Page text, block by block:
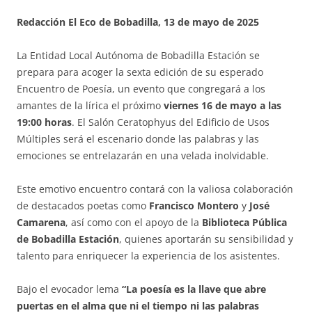
Redacción El Eco de Bobadilla, 13 de mayo de 2025
La Entidad Local Autónoma de Bobadilla Estación se
prepara para acoger la sexta edición de su esperado
Encuentro de Poesía, un evento que congregará a los
amantes de la lírica el próximo viernes 16 de mayo a las
19:00 horas. El Salón Ceratophyus del Edificio de Usos
Múltiples será el escenario donde las palabras y las
emociones se entrelazarán en una velada inolvidable.
Este emotivo encuentro contará con la valiosa colaboración
de destacados poetas como Francisco Montero y José
Camarena, así como con el apoyo de la Biblioteca Pública
de Bobadilla Estación, quienes aportarán su sensibilidad y
talento para enriquecer la experiencia de los asistentes.
Bajo el evocador lema “La poesía es la llave que abre
puertas en el alma que ni el tiempo ni las palabras